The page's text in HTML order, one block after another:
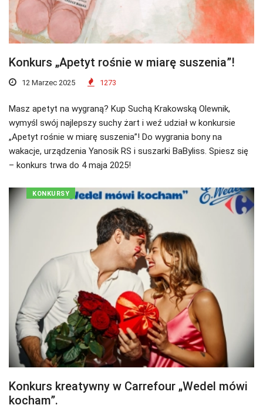
Konkurs „Apetyt rośnie w miarę suszenia”!
12 Marzec 2025 1273
Masz apetyt na wygraną? Kup Suchą Krakowską Olewnik,
wymyśl swój najlepszy suchy żart i weź udział w konkursie
„Apetyt rośnie w miarę suszenia”! Do wygrania bony na
wakacje, urządzenia Yanosik RS i suszarki BaByliss. Spiesz się
– konkurs trwa do 4 maja 2025!
KONKURSY
Konkurs kreatywny w Carrefour „Wedel mówi
kocham”.